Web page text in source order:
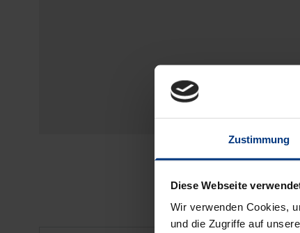
Zustimmung
Diese Webseite
Wir verwenden Cookies,
und die Zugriffe auf